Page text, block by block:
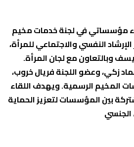
مؤسساتي في لجنة خدمات مخيم
النفسي والاجتماعي للمرأة،
وبالتعاون مع لجان المرأة.
زكي، وعضو اللجنة فريال خروب،
المخيم الرسمية. ويهدف اللقاء
بين المؤسسات لتعزيز الحماية
الجنسي